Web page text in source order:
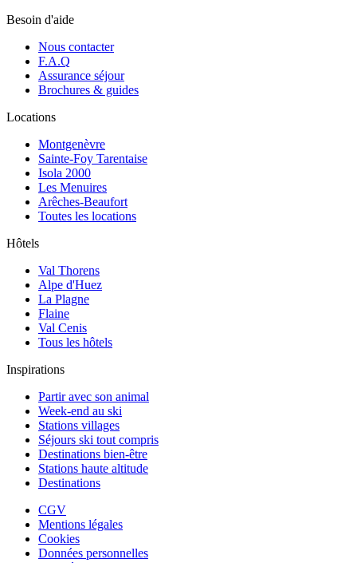
Besoin d'aide
Nous contacter
F.A.Q
Assurance séjour
Brochures & guides
Locations
Montgenèvre
Sainte-Foy Tarentaise
Isola 2000
Les Menuires
Arêches-Beaufort
Toutes les locations
Hôtels
Val Thorens
Alpe d'Huez
La Plagne
Flaine
Val Cenis
Tous les hôtels
Inspirations
Partir avec son animal
Week-end au ski
Stations villages
Séjours ski tout compris
Destinations bien-être
Stations haute altitude
Destinations
CGV
Mentions légales
Cookies
Données personnelles